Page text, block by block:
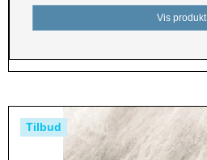
Vis produkt
Tilbud